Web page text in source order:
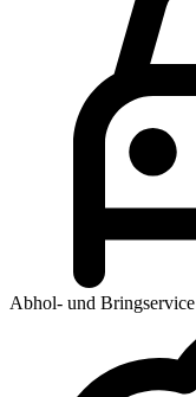
Abhol- und Bringservice